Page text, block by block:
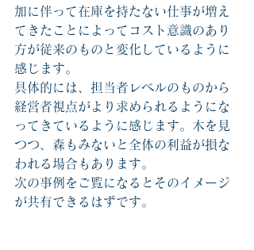
加に伴って在庫を持たない仕事が増え
てきたことによってコスト意識のあり
方が従来のものと変化しているように
感じます。
具体的には、担当者レベルのものから
経営者視点がより求められるようにな
ってきているように感じます。木を見
つつ、森もみないと全体の利益が損な
われる場合もあります。
次の事例をご覧になるとそのイメージ
が共有できるはずです。